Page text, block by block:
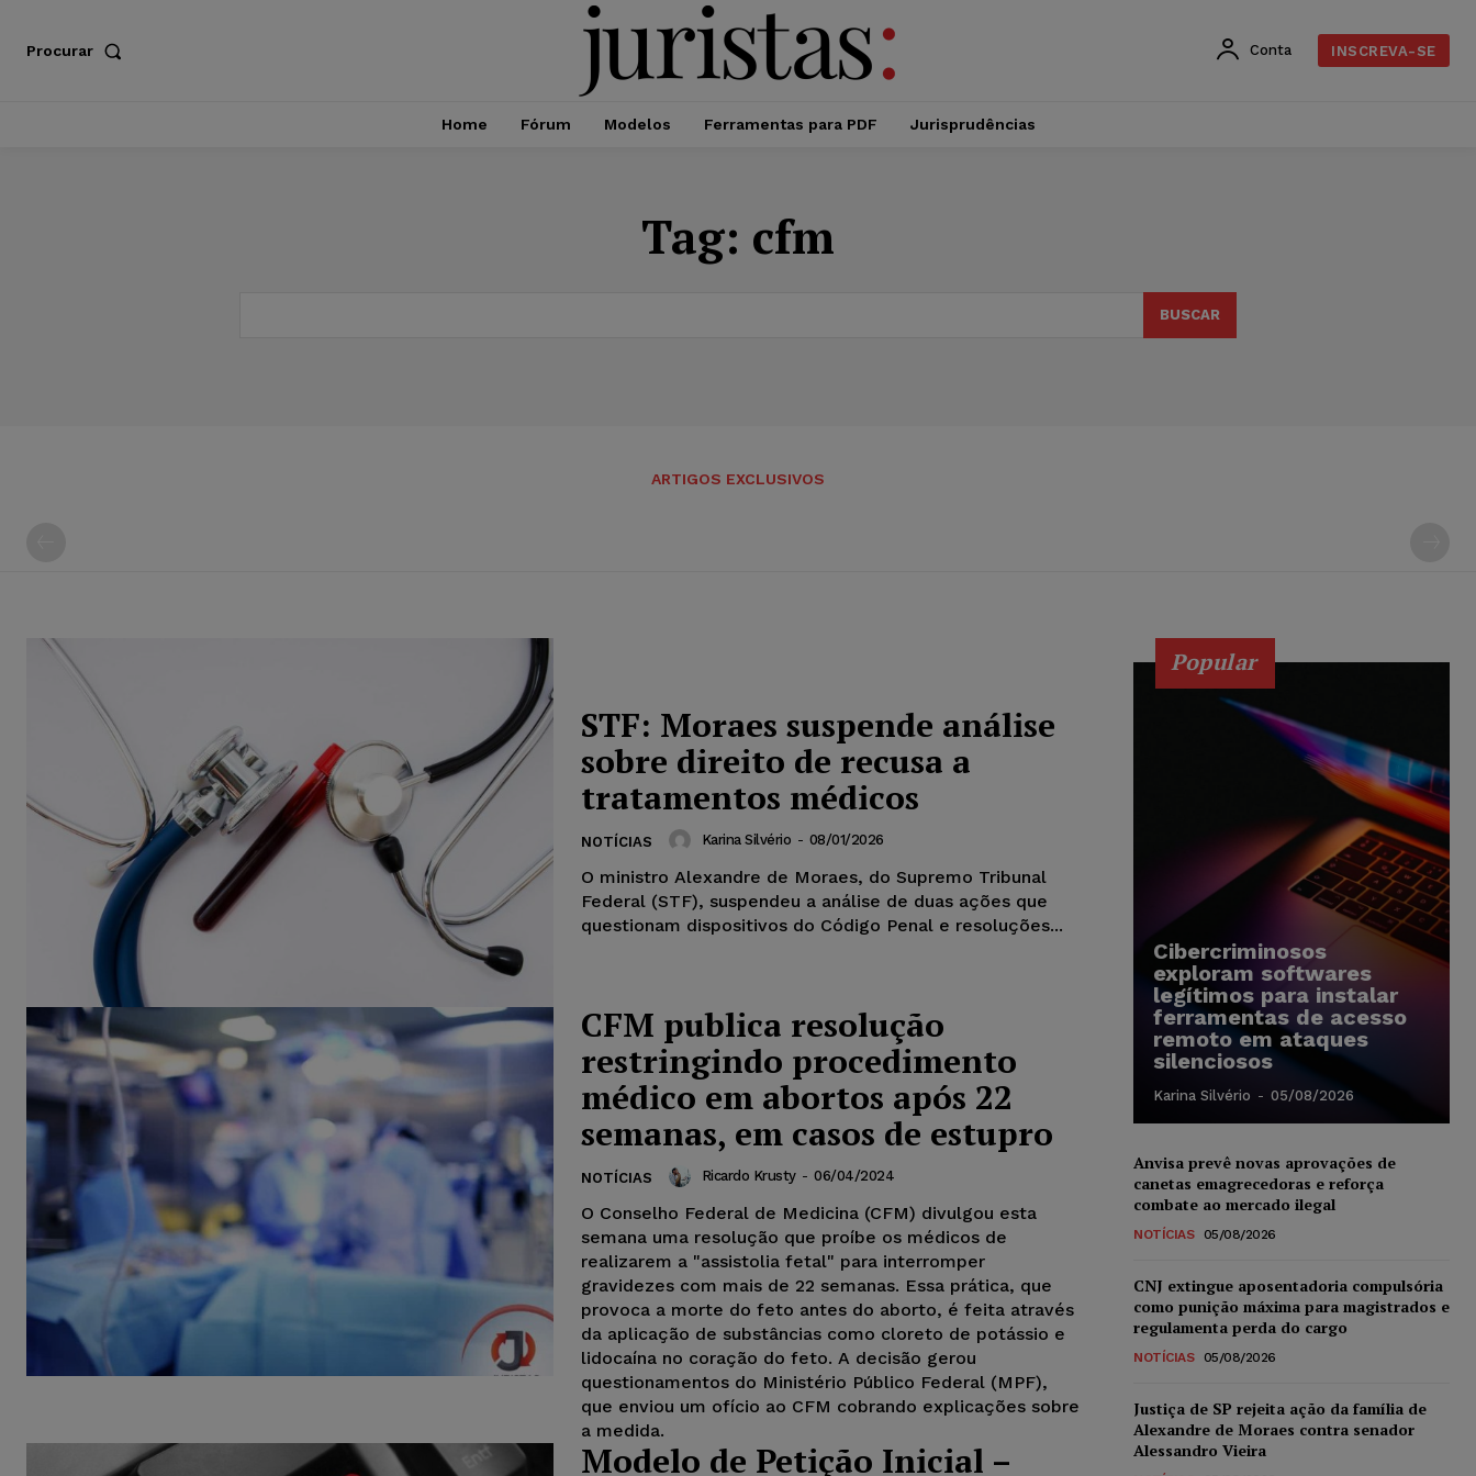
Procurar Conta INSCREVA-SE
Home Fórum Modelos Ferramentas para PDF Jurisprudências
Tag: cfm
BUSCAR
ARTIGOS EXCLUSIVOS
STF: Moraes suspende análise
sobre direito de recusa a
tratamentos médicos
NOTÍCIAS Karina Silvério - 08/01/2026
O ministro Alexandre de Moraes, do Supremo Tribunal
Federal (STF), suspendeu a análise de duas ações que
questionam dispositivos do Código Penal e resoluções...
CFM publica resolução
restringindo procedimento
médico em abortos após 22
semanas, em casos de estupro
NOTÍCIAS Ricardo Krusty - 06/04/2024
O Conselho Federal de Medicina (CFM) divulgou esta
semana uma resolução que proíbe os médicos de
realizarem a "assistolia fetal" para interromper
gravidezes com mais de 22 semanas. Essa prática, que
provoca a morte do feto antes do aborto, é feita através
da aplicação de substâncias como cloreto de potássio e
lidocaína no coração do feto. A decisão gerou
questionamentos do Ministério Público Federal (MPF),
que enviou um ofício ao CFM cobrando explicações sobre
a medida.
Modelo de Petição Inicial –
Popular
Cibercriminosos
exploram softwares
legítimos para instalar
ferramentas de acesso
remoto em ataques
silenciosos
Karina Silvério - 05/08/2026
Anvisa prevê novas aprovações de
canetas emagrecedoras e reforça
combate ao mercado ilegal
NOTÍCIAS 05/08/2026
CNJ extingue aposentadoria compulsória
como punição máxima para magistrados e
regulamenta perda do cargo
NOTÍCIAS 05/08/2026
Justiça de SP rejeita ação da família de
Alexandre de Moraes contra senador
Alessandro Vieira